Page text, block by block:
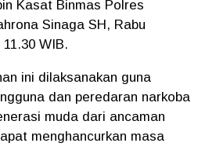
Kasat Binmas Polres
Sinaga SH, Rabu
WIB.
ini dilaksanakan guna
dan peredaran narkoba
muda dari ancaman
menghancurkan masa